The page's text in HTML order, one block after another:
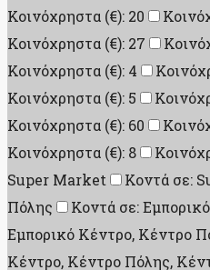
Κοινόχρηστα (€): 20
Κοινόχρηστα (€): 27
Κοινόχρηστα (€): 4
Κοινόχρηστα (€): 5
Κοινόχρηστα (€): 60
Κοινόχρηστα (€): 8
Super Market
Κοντά σε:
Πόλης
Κοντά σε:
Εμπορικό Κέντρο, Κέντρο
Κέντρο, Κέντρο Πόλης,